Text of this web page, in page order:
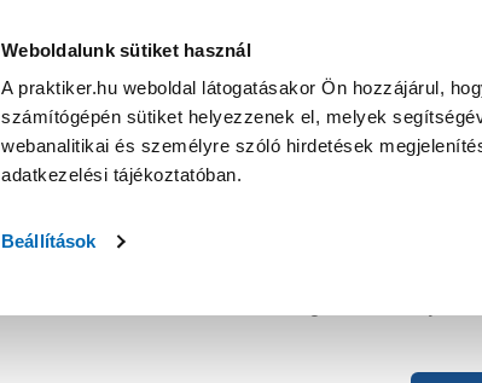
Weboldalunk sütiket használ
A praktiker.hu weboldal látogatásakor Ön hozzájárul,
számítógépén sütiket helyezzenek el, melyek
webanalitikai és személyre szóló hirdetések
adatkezelési tájékoztatóban.
Beállítások